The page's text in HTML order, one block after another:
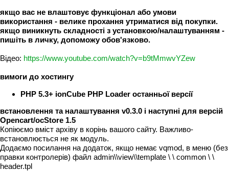
якщо вас не влаштовує функціонал або умови
використання - велике прохання утриматися від покупки.
якщо виникнуть складності з установкою/налаштуванням -
пишіть в личку, допоможу обов'язково.
Відео: https://www.youtube.com/watch?v=b9tMmwvYZew
вимоги до хостингу
PHP 5.3+ ionCube PHP Loader останньої версії
встановлення та налаштування v0.3.0 і наступні для версій
Opencart/ocStore 1.5
Копіюємо вміст архіву в корінь вашого сайту. Важливо-
встановлюється не як модуль.
Додаємо посилання на додаток, якщо немає vqmod, в меню (без
правки контролерів) файл admin\\view\\template \ \ common \ \
header.tpl